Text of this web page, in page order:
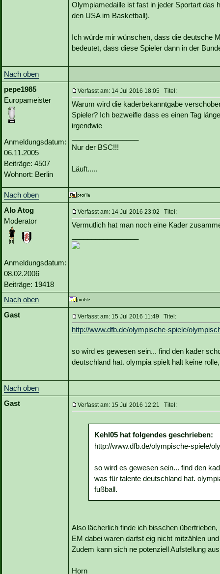
Olympiamedaille ist fast in jeder Sportart das
den USA im Basketball).
Ich würde mir wünschen, dass die deutsche
bedeutet, dass diese Spieler dann in der
Nach oben
pepe1985
Europameister
Anmeldungsdatum:
06.11.2005
Beiträge: 4507
Wohnort: Berlin
Verfasst am: 14 Jul 2016 18:05 Titel:
Warum wird die kaderbekanntgabe
Spieler? Ich bezweifle dass es einen Tag
irgendwie
Nur der BSC!!!
Läuft.....
Nach oben
Alo Atog
Moderator
Anmeldungsdatum:
08.02.2006
Beiträge: 19418
Verfasst am: 14 Jul 2016 23:02 Titel:
Vermutlich hat man noch eine Kader
Nach oben
Gast
Verfasst am: 15 Jul 2016 11:49 Titel:
http://www.dfb.de/olympische-spiele/
so wird es gewesen sein... find den kader
deutschland hat. olympia spielt halt keine
Nach oben
Gast
Verfasst am: 15 Jul 2016 12:21 Titel:
Kehl05 hat folgendes geschrieben:
http://www.dfb.de/olympische-spiele/
so wird es gewesen sein... find den
was für talente deutschland hat.
fußball.
Also lächerlich finde ich bisschen
EM dabei waren darfst eig nicht mitzählen
Zudem kann sich ne potenziell Aufstellung
Horn